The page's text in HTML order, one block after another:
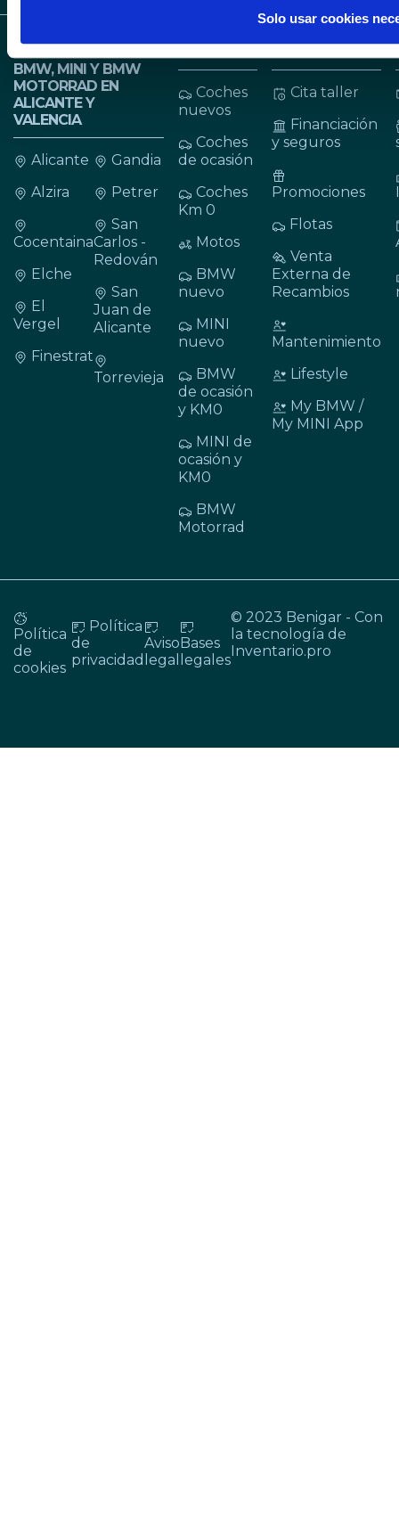
Solo usar cookies
BMW, MINI Y BMW
MOTORRAD EN
ALICANTE Y
VALENCIA
Alicante
Alzira
Cocentaina
Elche
El
Vergel
Finestrat
Gandia
Petrer
San
Carlos -
Redován
San
Juan de
Alicante
Torrevieja
Coches
nuevos
Coches
de ocasión
Coches
Km 0
Motos
BMW
nuevo
MINI
nuevo
BMW
de ocasión
y KM0
MINI de
ocasión y
KM0
BMW
Motorrad
Cita taller
Financiación
y seguros
Promociones
Flotas
Venta
Externa de
Recambios
Mantenimiento
Lifestyle
My BMW /
My MINI App
Política
de
cookies
Política
de
privacidad
Aviso
legal
Bases
legales
© 2023 Benigar - Con
la tecnología de
Inventario.pro